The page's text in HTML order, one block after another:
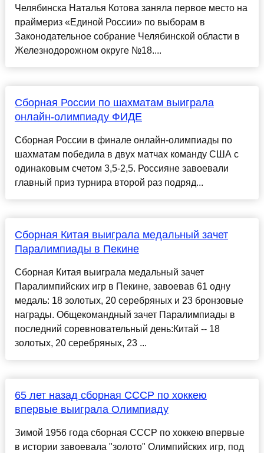
Челябинска Наталья Котова заняла первое место на
праймериз «Единой России» по выборам в
Законодательное собрание Челябинской области в
Железнодорожном округе №18....
Сборная России по шахматам выиграла
онлайн-олимпиаду ФИДЕ
Сборная России в финале онлайн-олимпиады по
шахматам победила в двух матчах команду США с
одинаковым счетом 3,5-2,5. Россияне завоевали
главный приз турнира второй раз подряд...
Сборная Китая выиграла медальный зачет
Паралимпиады в Пекине
Сборная Китая выиграла медальный зачет
Паралимпийских игр в Пекине, завоевав 61 одну
медаль: 18 золотых, 20 серебряных и 23 бронзовые
награды. Общекомандный зачет Паралимпиады в
последний соревновательный день:Китай -- 18
золотых, 20 серебряных, 23 ...
65 лет назад сборная СССР по хоккею
впервые выиграла Олимпиаду
Зимой 1956 года сборная СССР по хоккею впервые
в истории завоевала "золото" Олимпийских игр, под